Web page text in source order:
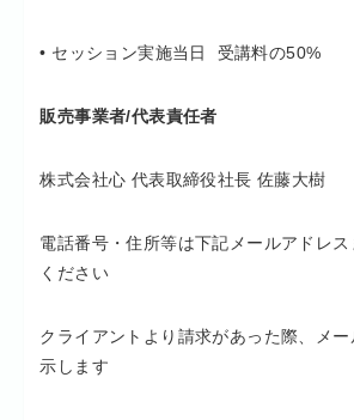
• セッション実施当日 受講料の50%
販売事業者/代表責任者
株式会社心 代表取締役社長 佐藤大樹
電話番号・住所等は下記メールアドレ
ください
クライアントより請求があった際、メ
示します